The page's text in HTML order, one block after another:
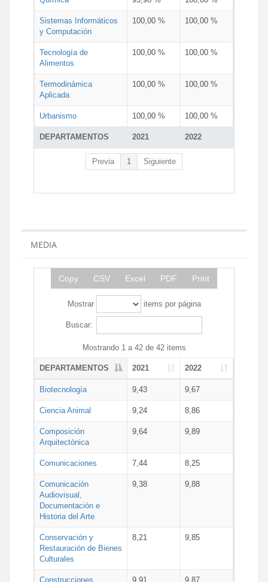
DEPARTAMENTOS 2021 2022
Sistemas Informáticos
y Computación
100,00 % 100,00 %
Tecnología de
Alimentos
100,00 % 100,00 %
Termodinámica
Aplicada
100,00 % 100,00 %
Urbanismo 100,00 % 100,00 %
Previa 1 Siguiente
MEDIA
Copy CSV Excel PDF Print
Mostrar items por página
Buscar:
Mostrando 1 a 42 de 42 items
DEPARTAMENTOS 2021 2022
Biotecnología 9,43 9,67
Ciencia Animal 9,24 8,86
Composición
Arquitectónica
9,64 9,89
Comunicaciones 7,44 8,25
Comunicación
Audiovisual,
Documentación e
Historia del Arte
9,38 9,88
Conservación y
Restauración de Bienes
Culturales
8,21 9,85
Construcciones
9,91 9,87